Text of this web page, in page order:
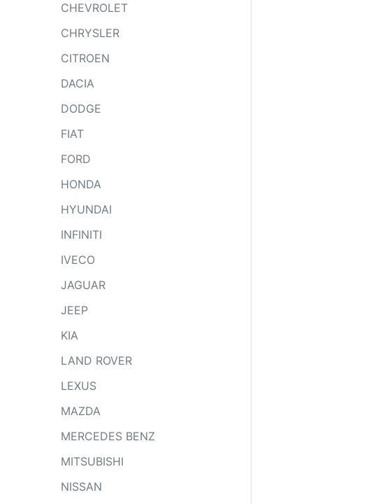
CHEVROLET
CHRYSLER
CITROEN
DACIA
DODGE
FIAT
FORD
HONDA
HYUNDAI
INFINITI
IVECO
JAGUAR
JEEP
KIA
LAND ROVER
LEXUS
MAZDA
MERCEDES BENZ
MITSUBISHI
NISSAN